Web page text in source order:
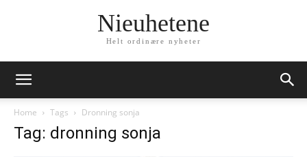
Nieuhetene
Helt ordinære nyheter
Home Tags Dronning sonja
Tag: dronning sonja